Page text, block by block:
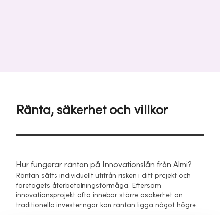
Ränta, säkerhet och villkor
Hur fungerar räntan på Innovationslån från Almi?
Räntan sätts individuellt utifrån risken i ditt projekt och
företagets återbetalningsförmåga. Eftersom
innovationsprojekt ofta innebär större osäkerhet än
traditionella investeringar kan räntan ligga något högre.